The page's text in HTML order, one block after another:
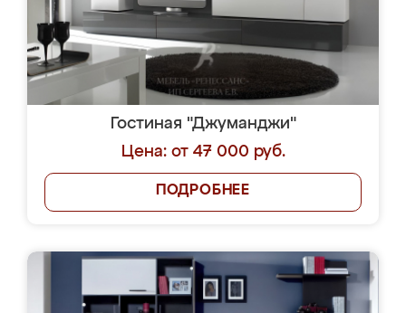
Гостиная "Джуманджи"
Цена: от 47 000 руб.
ПОДРОБНЕЕ